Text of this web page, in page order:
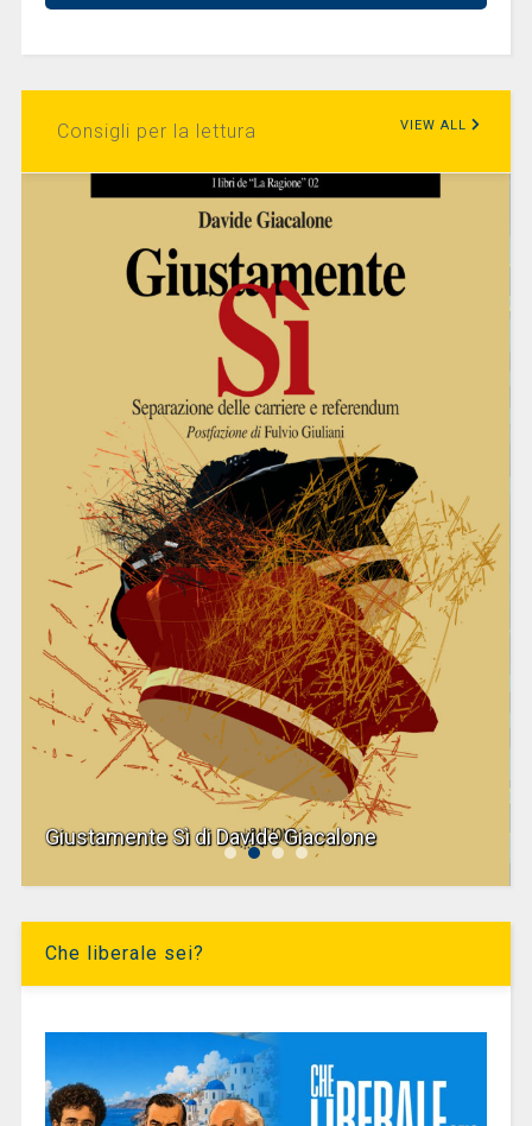
Consigli per la lettura VIEW ALL
Giustamente Sì di Davide Giacalone
Che liberale sei?